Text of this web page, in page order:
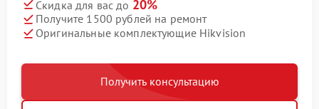
Скидка для вас до 20%
Получите 1500 рублей на ремонт
Оригинальные комплектующие Hikvision
Получить консультацию